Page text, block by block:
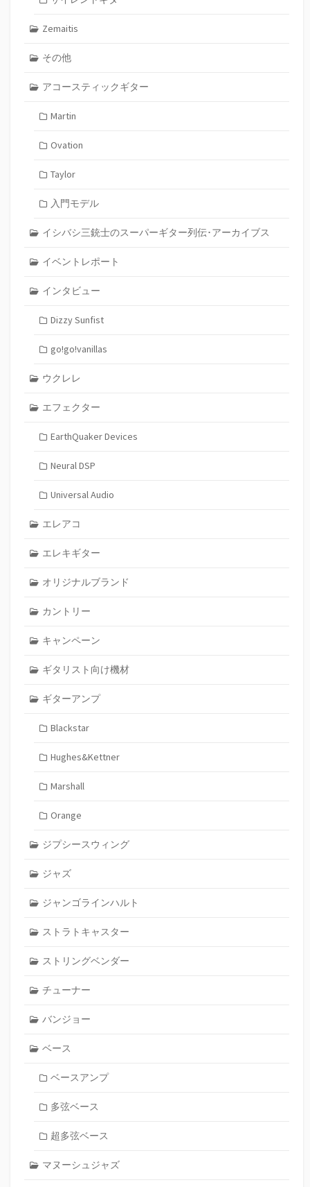
Zemaitis
その他
アコースティックギター
Martin
Ovation
Taylor
入門モデル
イシバシ三銃士のスーパーギター列伝･アーカイブス
イベントレポート
インタビュー
Dizzy Sunfist
go!go!vanillas
ウクレレ
エフェクター
EarthQuaker Devices
Neural DSP
Universal Audio
エレアコ
エレキギター
オリジナルブランド
カントリー
キャンペーン
ギタリスト向け機材
ギターアンプ
Blackstar
Hughes&Kettner
Marshall
Orange
ジプシースウィング
ジャズ
ジャンゴラインハルト
ストラトキャスター
ストリングベンダー
チューナー
バンジョー
ベース
ベースアンプ
多弦ベース
超多弦ベース
マヌーシュジャズ